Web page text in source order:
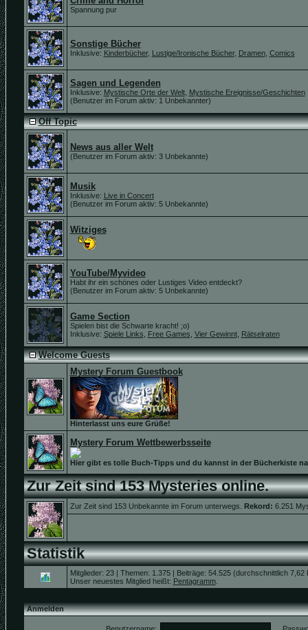
Spannung pur
Sonstige Bücher
Inklusive: Kinderbücher, Lustige/Ironische Bücher, Dramen, Comics
Sagen und Legenden
Inklusive: Mystische Orte der Welt, Mystische Ereignisse/Geschichten
(Benutzer im Forum aktiv: 1 Unbekannter)
Off Topic
News aus aller Welt
(Benutzer im Forum aktiv: 3 Unbekannte)
Musik
Inklusive: Live in Concert
(Benutzer im Forum aktiv: 5 Unbekannte)
Witziges
YouTube/Myvideo
Habt ihr ein schönes oder Lustiges Video entdeckt?
(Benutzer im Forum aktiv: 5 Unbekannte)
Game Section
Spielen bist die Schwarte kracht! ;o)
Inklusive: Spiele Links Free Games Vier Gewinnt, Rätselraten
Welcome Guests
Mystery Forum Guestbook
Hinterlasst uns eure Grüße!
Mystery Forum Wettbewerbsseite
Hier gibt es tolle Buch-Tipps und du kannst in der Bücherkiste
Zur Zeit sind 153 Mysteries online.
Zur Zeit sind 153 Unbekannte im Forum unterwegs. Rekord: 6.251
Statistik
Mitglieder: 23 | Themen: 1.375 | Beiträge: 54.525 (durchschnittlich 7,62
Unser neuestes Mitglied heißt: Pentagramm.
Anmelden